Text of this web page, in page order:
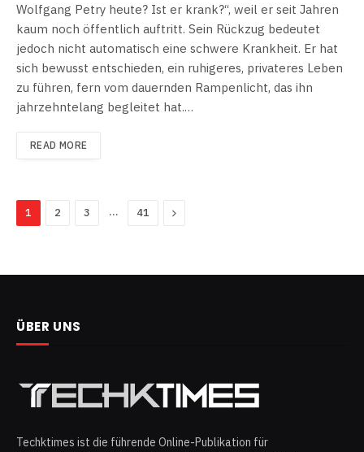
Wolfgang Petry heute? Ist er krank?“, weil er seit Jahren
kaum noch öffentlich auftritt. Sein Rückzug bedeutet
jedoch nicht automatisch eine schwere Krankheit. Er hat
sich bewusst entschieden, ein ruhigeres, privateres Leben
zu führen, fern vom dauernden Rampenlicht, das ihn
jahrzehntelang begleitet hat.…
READ MORE
1 2 3 … 41 Next
ÜBER UNS
Techktimes ist die führende Online-Publikation für